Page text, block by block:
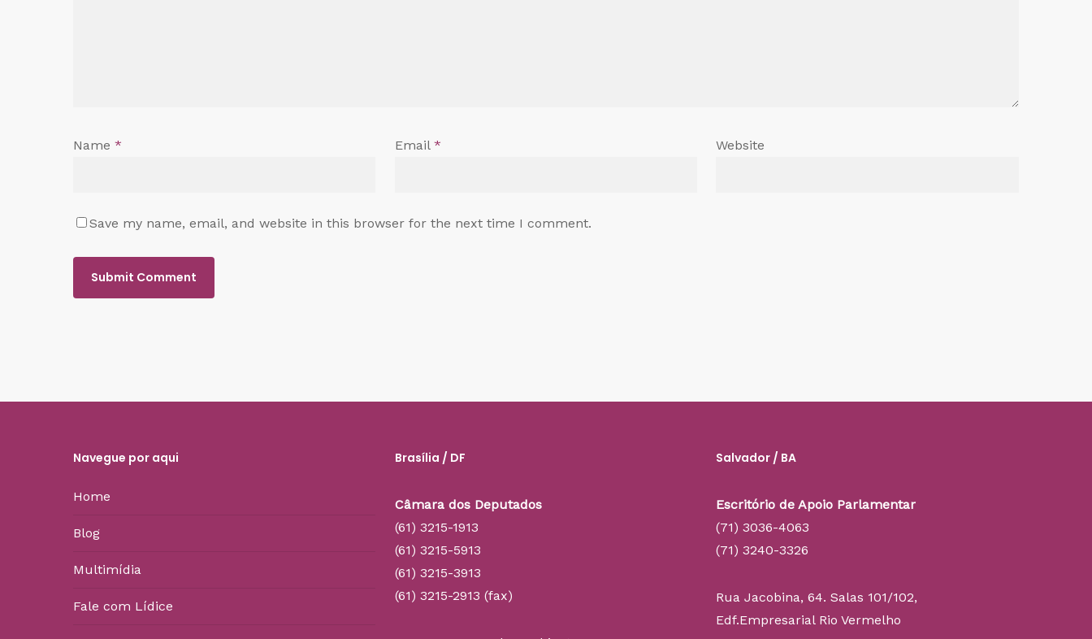
Name * Email * Website
Save my name, email, and website in this browser for the next time I comment.
Navegue por aqui
Home
Blog
Multimídia
Fale com Lídice
Brasília / DF
Câmara dos Deputados
(61) 3215-1913
(61) 3215-5913
(61) 3215-3913
(61) 3215-2913 (fax)
Salvador / BA
Escritório de Apoio Parlamentar
(71) 3036-4063
(71) 3240-3326
Rua Jacobina, 64. Salas 101/102,
Edf.Empresarial Rio Vermelho